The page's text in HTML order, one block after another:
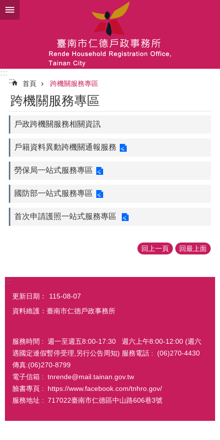
跳到主要內容區塊
:::
:::
首頁 跨機關服務專區
跨機關服務專區
戶政跨機關服務相關資訊
戶籍資料異動跨機關通報服務
勞保局一站式服務專區
國防部一站式服務專區
首次申請護照一站式服務專區
回上一頁 回最上面
:::
更新日期：
115-08-07
資料維護：臺南市仁德戶政事務所
服務時間 : 週一至週五8:00-17:30 週六上午8:00-12:00 (週六
遇國定連假暫停受理,另行公告周知) 服務電話 : (06)270-4430
傳真:(06)270-8799
電子信箱 : tnrende@mail.tainan.gov.tw
臉書專頁 : https://www.facebook.com/tnhro.gov/
服務地址 : 717022臺南市仁德區中山路606巷3號